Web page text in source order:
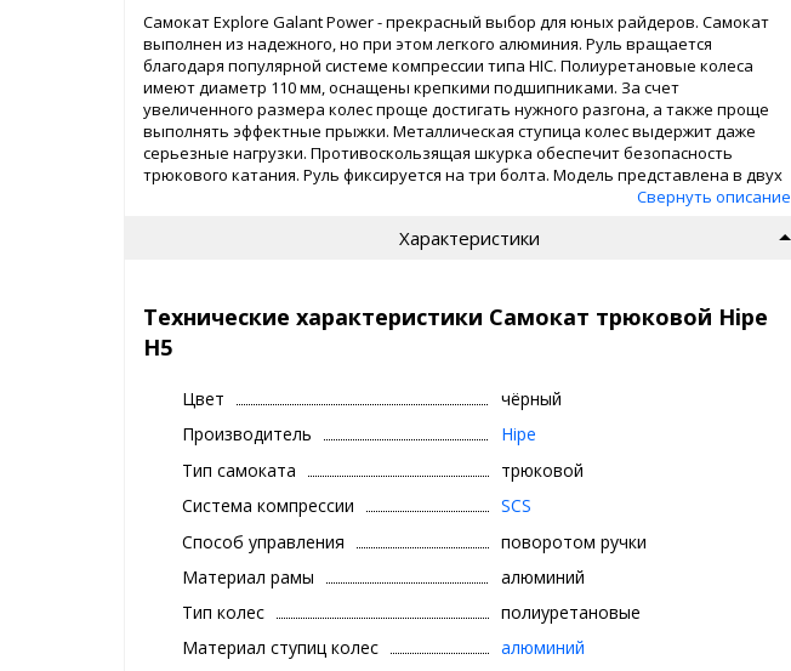
Самокат Explore Galant Power - прекрасный выбор для юных райдеров. Самокат
выполнен из надежного, но при этом легкого алюминия. Руль вращается
благодаря популярной системе компрессии типа HIC. Полиуретановые колеса
имеют диаметр 110 мм, оснащены крепкими подшипниками. За счет
увеличенного размера колес проще достигать нужного разгона, а также проще
выполнять эффектные прыжки. Металлическая ступица колес выдержит даже
серьезные нагрузки. Противоскользящая шкурка обеспечит безопасность
трюкового катания. Руль фиксируется на три болта. Модель представлена в двух
Свернуть описание
Характеристики
Технические характеристики Самокат трюковой Hipe
H5
Цвет
чёрный
Производитель
Hipe
Тип самоката
трюковой
Система компрессии
SCS
Способ управления
поворотом ручки
Материал рамы
алюминий
Тип колес
полиуретановые
Материал ступиц колес
алюминий